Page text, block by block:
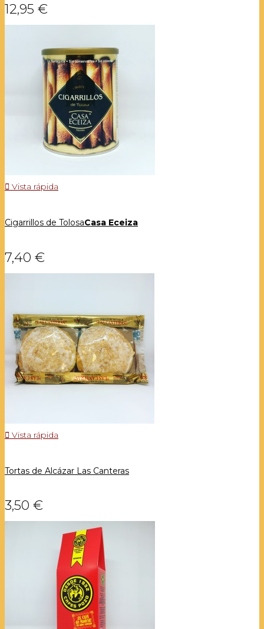
12,95 €
 Vista rápida
Cigarrillos de TolosaCasa Eceiza
7,40 €
 Vista rápida
Tortas de Alcázar Las Canteras
3,50 €